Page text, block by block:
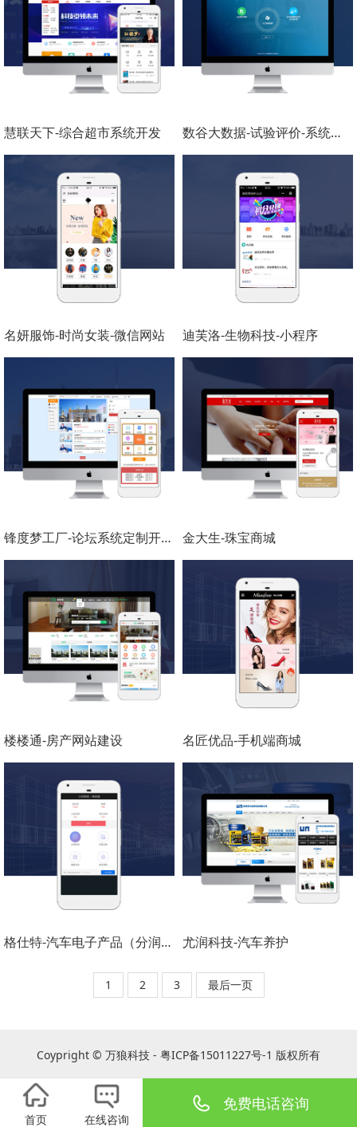
慧联天下-综合超市系统开发 数谷大数据-试验评价-系统开发
名妍服饰-时尚女装-微信网站 迪芙洛-生物科技-小程序
锋度梦工厂-论坛系统定制开发-电脑+微信网站 金大生-珠宝商城
楼楼通-房产网站建设 名匠优品-手机端商城
格仕特-汽车电子产品（分润系统） 尤润科技-汽车养护
1 2 3 最后一页
Coypright © 万狼科技 - 粤ICP备15011227号-1 版权所有
首页 在线咨询
免费电话咨询